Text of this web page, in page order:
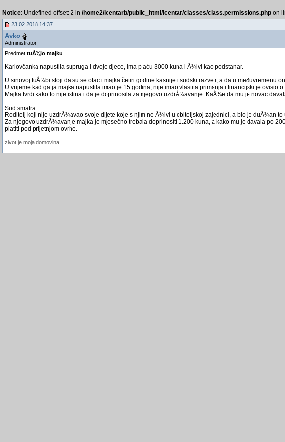
Notice: Undefined offset: 2 in /home2/icentarb/public_html/icentar/classes/class.permissions.php on
23.02.2018 14:37
Avko
Administrator
Predmet:tuÅ¾io majku
Karlovčanka napustila supruga i dvoje djece, ima plaću 3000 kuna i Å¾ivi kao podstanar.
U sinovoj tuÅ¾bi stoji da su se otac i majka četiri godine kasnije i sudski razveli, a da u međuvremenu
U vrijeme kad ga ja majka napustila imao je 15 godina, nije imao vlastita primanja i financijski je
Majka tvrdi kako to nije istina i da je doprinosila za njegovo uzdrÅ¾avanje. KaÅ¾e da mu je novac
Sud smatra:
Roditelj koji nije uzdrÅ¾avao svoje dijete koje s njim ne Å¾ivi u obiteljskoj zajednici, a bio je duÅ¾an
Za njegovo uzdrÅ¾avanje majka je mjesečno trebala doprinositi 1.200 kuna, a kako mu je davala po
platiti pod prijetnjom ovrhe.
zivot je moja domovina.